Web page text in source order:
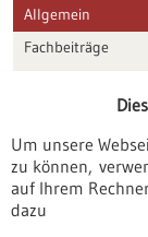
Allgemein
Fachbeiträge
Veranstaltungen
Um unsere
zu können,
auf Ihrem
dazu